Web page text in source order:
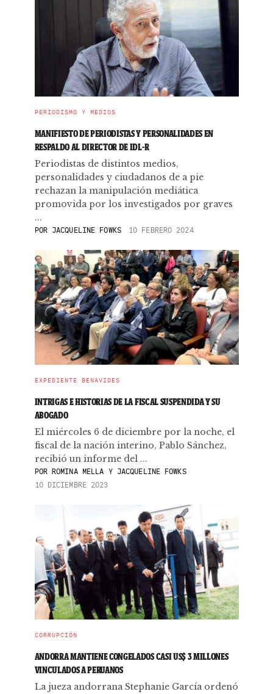
PERIODISMO Y MEDIOS
MANIFIESTO DE PERIODISTAS Y PERSONALIDADES EN
RESPALDO AL DIRECTOR DE IDL-R
Periodistas de distintos medios,
personalidades y ciudadanos de a pie
rechazan la manipulación mediática
promovida por los investigados por graves
...
POR JACQUELINE FOWKS 10 FEBRERO 2024
EXPEDIENTE BENAVIDES
INTRIGAS E HISTORIAS DE LA FISCAL SUSPENDIDA Y SU
ABOGADO
El miércoles 6 de diciembre por la noche, el
fiscal de la nación interino, Pablo Sánchez,
recibió un informe del ...
PORROMINA MELLA Y JACQUELINE FOWKS
10 DICIEMBRE 2023
CORRUPCIÓN
ANDORRA MANTIENE CONGELADOS CASI US$ 3 MILLONES
VINCULADOS A PERUANOS
La jueza andorrana Stephanie García ordenó